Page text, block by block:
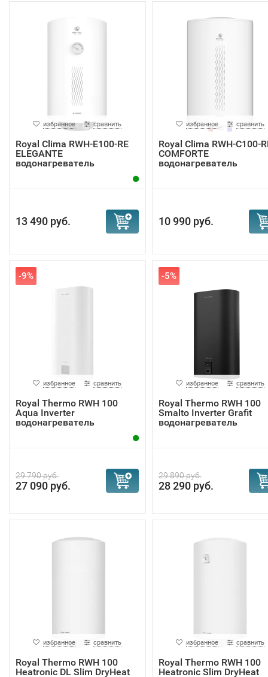
избранное сравнить
Royal Clima RWH-E100-RE
ELEGANTE
водонагреватель
13 490 руб.
избранное сравнить
Royal Clima RWH-С100-
COMFORTE
водонагреватель
10 990 руб.
-9%
избранное сравнить
Royal Thermo RWH 100
Aqua Inverter
водонагреватель
29 790 руб.
27 090 руб.
-5%
избранное сравнить
Royal Thermo RWH 100
Smalto Inverter Grafit
водонагреватель
29 890 руб.
28 290 руб.
избранное сравнить
Royal Thermo RWH 100
Heatronic DL Slim DryHeat
избранное сравнить
Royal Thermo RWH 100
Heatronic Slim DryHeat